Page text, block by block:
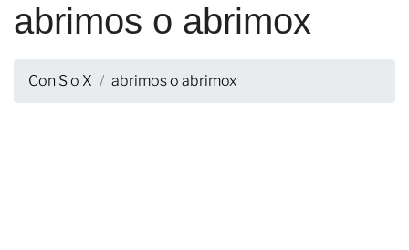
abrimos o abrimox
Con S o X abrimos o abrimox